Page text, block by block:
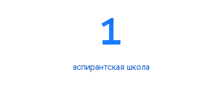
1
аспирантская школа